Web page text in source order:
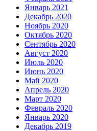
Январь 2021
Декабрь 2020
Ноябрь 2020
Октябрь 2020
Сентябрь 2020
Август 2020
Июль 2020
Июнь 2020
Май 2020
Апрель 2020
Март 2020
Февраль 2020
Январь 2020
Декабрь 2019